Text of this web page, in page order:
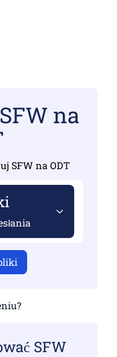
na
SFW na ODT
SFW